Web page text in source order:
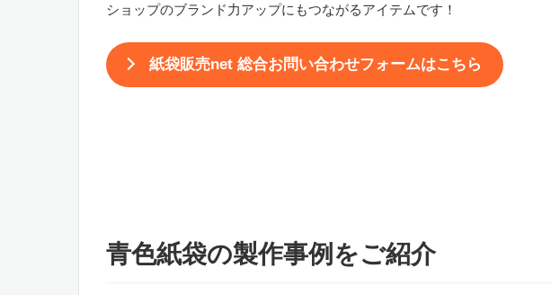
ショップのブランド力アップにもつながるアイテムです！
紙袋販売net 総合お問い合わせフォームはこちら
青色紙袋の製作事例をご紹介